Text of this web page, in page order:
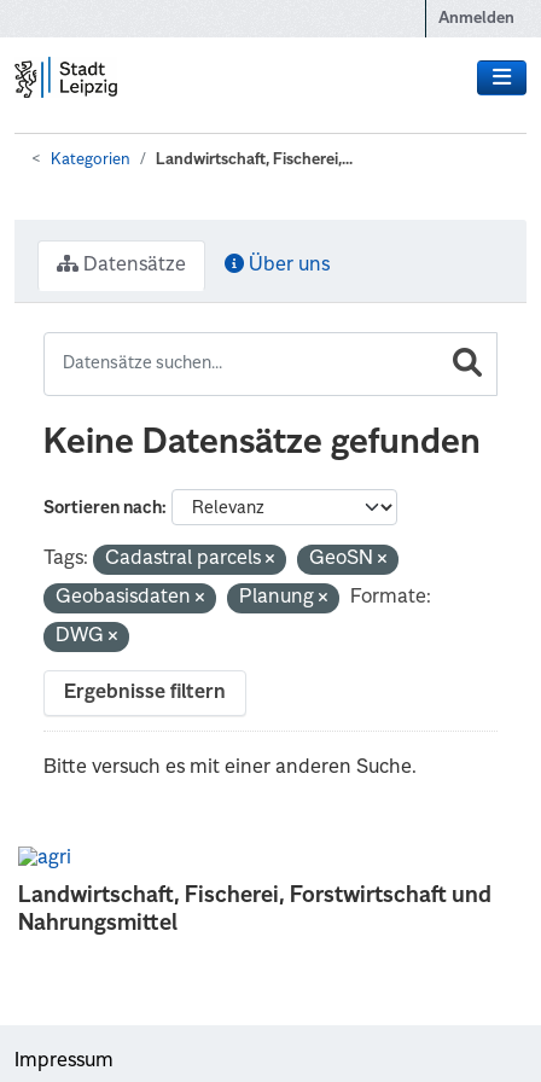
Anmelden
Kategorien Landwirtschaft, Fischerei,...
Landwirtschaft, Fischerei, Forstwirtschaft und
Nahrungsmittel
Datensätze Über uns
Keine Datensätze gefunden
Sortieren nach
Tags: Cadastral parcels
GeoSN
Geobasisdaten
Planung
Formate:
DWG
Ergebnisse filtern
Bitte versuch es mit einer anderen Suche.
Impressum